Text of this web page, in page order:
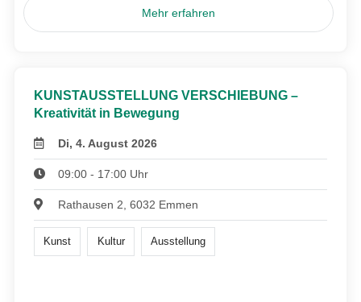
Mehr erfahren
KUNSTAUSSTELLUNG VERSCHIEBUNG –
Kreativität in Bewegung
Di, 4. August 2026
09:00 - 17:00 Uhr
Rathausen 2, 6032 Emmen
Kunst Kultur Ausstellung